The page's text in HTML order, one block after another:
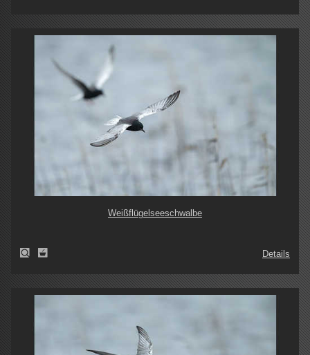
Weißflügelseeschwalbe
Details